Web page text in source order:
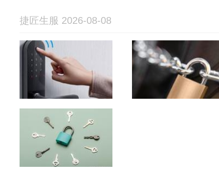
捷匠生服 2026-08-08